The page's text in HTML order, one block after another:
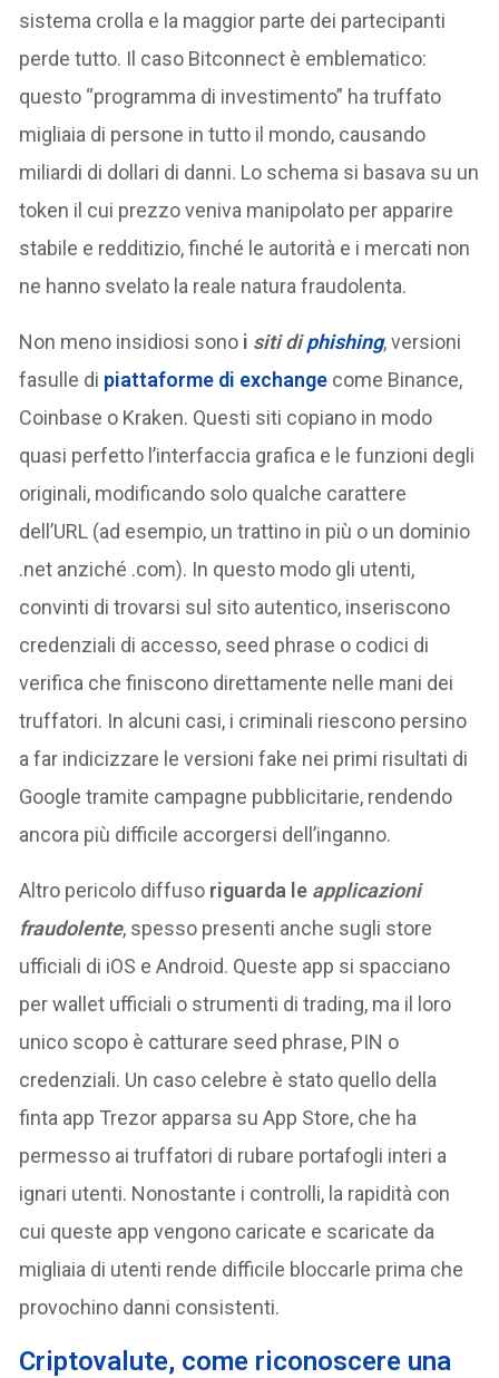
sistema crolla e la maggior parte dei partecipanti
perde tutto. Il caso Bitconnect è emblematico:
questo “programma di investimento” ha truffato
migliaia di persone in tutto il mondo, causando
miliardi di dollari di danni. Lo schema si basava su un
token il cui prezzo veniva manipolato per apparire
stabile e redditizio, finché le autorità e i mercati non
ne hanno svelato la reale natura fraudolenta.
Non meno insidiosi sono i siti diphishing, versioni
fasulle di piattaforme di exchange come Binance,
Coinbase o Kraken. Questi siti copiano in modo
quasi perfetto l’interfaccia grafica e le funzioni degli
originali, modificando solo qualche carattere
dell’URL (ad esempio, un trattino in più o un dominio
.net anziché .com). In questo modo gli utenti,
convinti di trovarsi sul sito autentico, inseriscono
credenziali di accesso, seed phrase o codici di
verifica che finiscono direttamente nelle mani dei
truffatori. In alcuni casi, i criminali riescono persino
a far indicizzare le versioni fake nei primi risultati di
Google tramite campagne pubblicitarie, rendendo
ancora più difficile accorgersi dell’inganno.
Altro pericolo diffuso riguarda le applicazioni
fraudolente, spesso presenti anche sugli store
ufficiali di iOS e Android. Queste app si spacciano
per wallet ufficiali o strumenti di trading, ma il loro
unico scopo è catturare seed phrase, PIN o
credenziali. Un caso celebre è stato quello della
finta app Trezor apparsa su App Store, che ha
permesso ai truffatori di rubare portafogli interi a
ignari utenti. Nonostante i controlli, la rapidità con
cui queste app vengono caricate e scaricate da
migliaia di utenti rende difficile bloccarle prima che
provochino danni consistenti.
Criptovalute, come riconoscere una